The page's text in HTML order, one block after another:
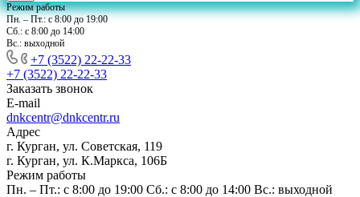
Режим работы
Пн. – Пт.: с 8:00 до 19:00
Сб.: с 8:00 до 14:00
Вс.: выходной
+7 (3522) 22-22-33
+7 (3522) 22-22-33
Заказать звонок
E-mail
dnkcentr@dnkcentr.ru
Адрес
г. Курган, ул. Советская, 119
г. Курган, ул. К.Маркса, 106Б
Режим работы
Пн. – Пт.: с 8:00 до 19:00 Сб.: с 8:00 до 14:00 Вс.: выходной